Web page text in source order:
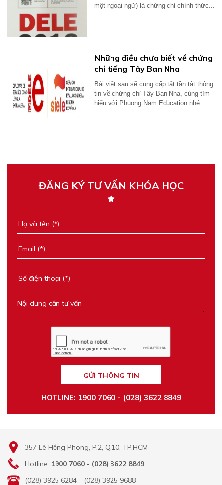
một ngoại ngữ) là chứng chỉ chính thức...
Những điều chưa biết về chứng
chỉ tiếng Tây Ban Nha
Bài viết sau sẽ cung cấp tất tần tật thông
tin về chứng chỉ Tây Ban Nha, cùng tìm
hiểu với Phuong Nam Education nhé.
ĐĂNG KÝ TƯ VẤN KHÓA HỌC
GỬI THÔNG TIN
HOTLINE: 1900 7060 - (028) 3622 8849
357 Lê Hồng Phong, P.2, Q.10, TP.HCM
Hotline: 1900 7060 - (028) 3622 8849
(028) 3925 6284 - (028) 3925 9688